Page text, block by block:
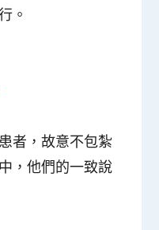
。
者，故意不包紮
，他們的一致說